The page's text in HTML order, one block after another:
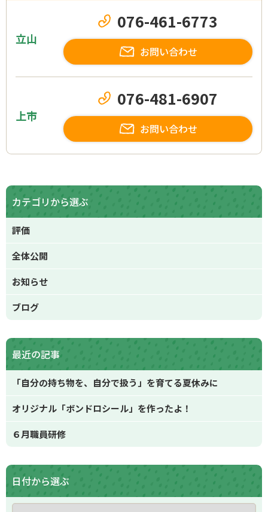
立山
076-461-6773
お問い合わせ
上市
076-481-6907
お問い合わせ
カテゴリから選ぶ
評価
全体公開
お知らせ
ブログ
最近の記事
「自分の持ち物を、自分で扱う」を育てる夏休みに
オリジナル「ボンドロシール」を作ったよ！
６月職員研修
日付から選ぶ